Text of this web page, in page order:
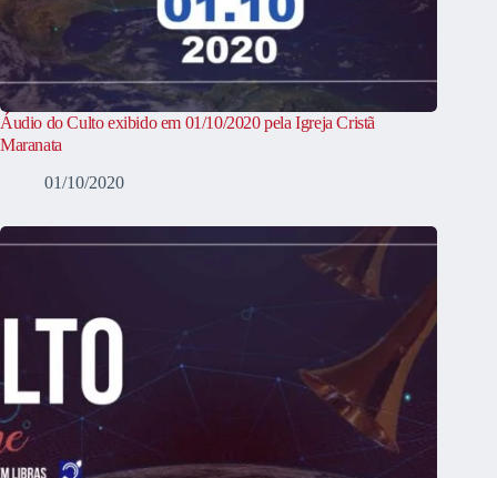
Áudio do Culto exibido em 01/10/2020 pela Igreja Cristã
Maranata
01/10/2020